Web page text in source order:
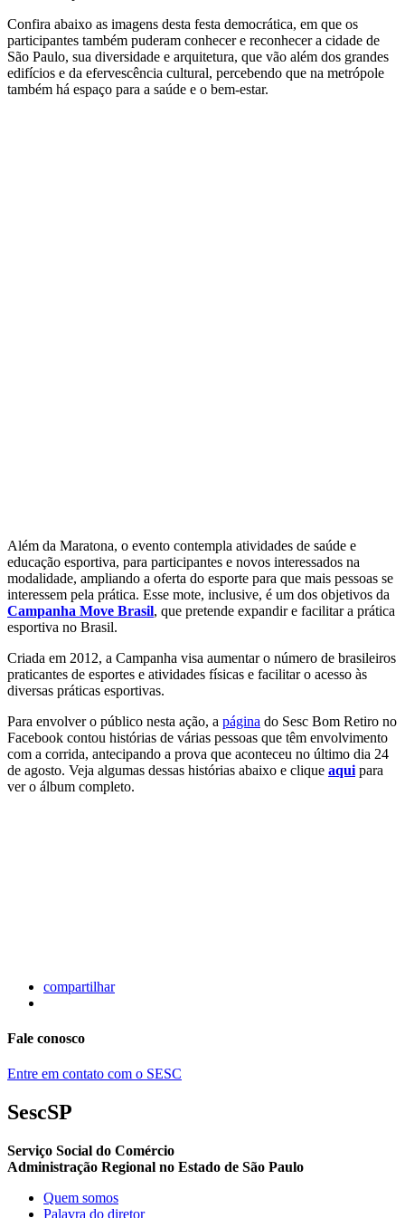
Confira abaixo as imagens desta festa democrática, em que os
participantes também puderam conhecer e reconhecer a cidade de
São Paulo, sua diversidade e arquitetura, que vão além dos grandes
edifícios e da efervescência cultural, percebendo que na metrópole
também há espaço para a saúde e o bem-estar.
Além da Maratona, o evento contempla atividades de saúde e
educação esportiva, para participantes e novos interessados na
modalidade, ampliando a oferta do esporte para que mais pessoas se
interessem pela prática. Esse mote, inclusive, é um dos objetivos da
Campanha Move Brasil, que pretende expandir e facilitar a prática
esportiva no Brasil.
Criada em 2012, a Campanha visa aumentar o número de brasileiros
praticantes de esportes e atividades físicas e facilitar o acesso às
diversas práticas esportivas.
Para envolver o público nesta ação, a página do Sesc Bom Retiro no
Facebook contou histórias de várias pessoas que têm envolvimento
com a corrida, antecipando a prova que aconteceu no último dia 24
de agosto. Veja algumas dessas histórias abaixo e clique aqui para
ver o álbum completo.
compartilhar
Fale conosco
Entre em contato com o SESC
SescSP
Serviço Social do Comércio
Administração Regional no Estado de São Paulo
Quem somos
Palavra do diretor